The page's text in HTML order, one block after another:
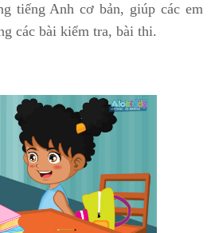
tiếng Anh cơ bản, giúp các em
các bài kiểm tra, bài thi.